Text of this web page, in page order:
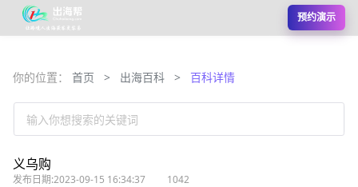
预约演示
你的位置： 首页 > 出海百科 > 百科详情
输入你想搜索的关键词
义乌购
发布日期:2023-09-15 16:34:37 1042